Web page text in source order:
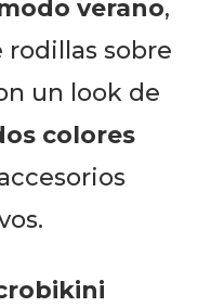
verano,
rodillas sobre
un look de
colores